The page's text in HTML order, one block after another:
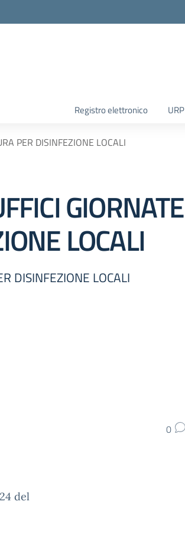
Registro elettronico URP
PER DISINFEZIONE LOCALI
GIORNATE
LOCALI
DISINFEZIONE LOCALI
0
del